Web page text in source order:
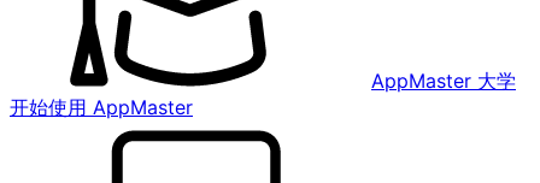
AppMaster 大学
开始使用 AppMaster